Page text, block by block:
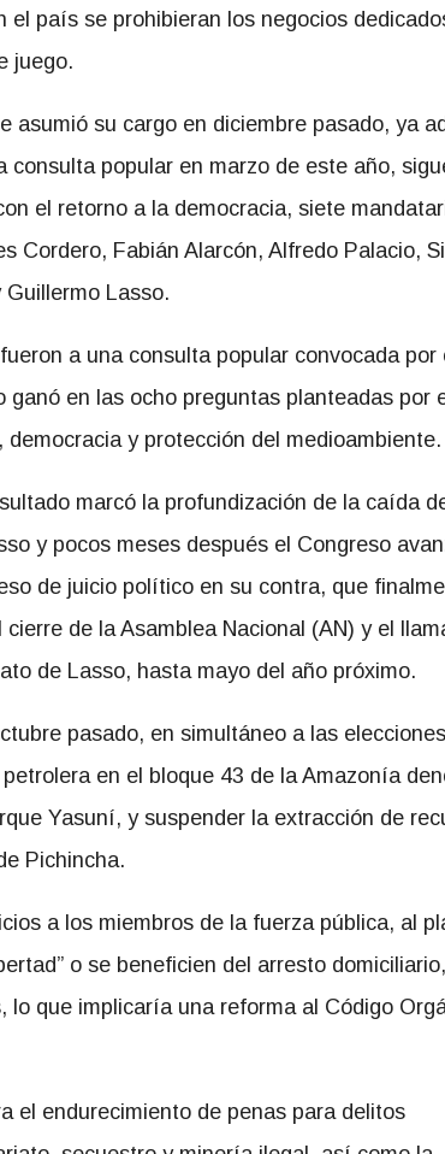
el país se prohibieran los negocios
juego.
asumió su cargo en diciembre pasado, ya
popular en marzo de este año,
el retorno a la democracia, siete
Cordero, Fabián Alarcón, Alfredo Palacio,
Lasso.
a una consulta popular convocada por
en las ocho preguntas planteadas por
y protección del medioambiente.
marcó la profundización de la caída
y pocos meses después el Congreso
de juicio político en su contra, que
de la Asamblea Nacional (AN) y el
de Lasso, hasta mayo del año próximo.
pasado, en simultáneo a las
en el bloque 43 de la Amazonía
Yasuní, y suspender la extracción de
Pichincha.
a los miembros de la fuerza pública, al
o se beneficien del arresto
que implicaría una reforma al Código
el endurecimiento de penas para delitos